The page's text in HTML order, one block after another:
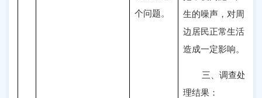
个问题。
生的噪声，对周
边居民正常生活
造成一定影响。
三、调查处
理结果：